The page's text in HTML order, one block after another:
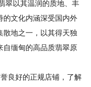
以其温润的质地、丰
的文化内涵深受国内外
散地之一，以其得天独
自缅甸的高品质翡翠原
良好的正规店铺，了解